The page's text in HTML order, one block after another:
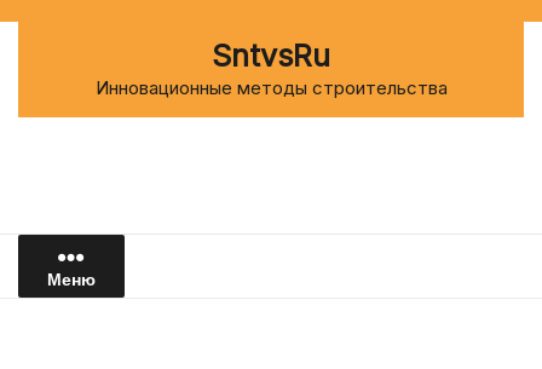
SntvsRu
Инновационные методы строительства
Меню